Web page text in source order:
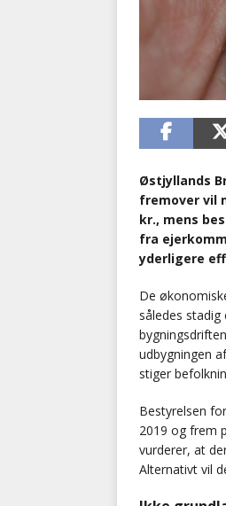
Østjyllands
fremover vil
kr., mens
fra
yderligere
De
således
udbygningen
stiger
Bestyrelsen
2019 og frem
vurderer, at
Alternativt vil